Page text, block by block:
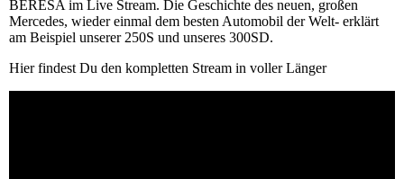
BERESA im Live Stream. Die Geschichte des neuen, großen
Mercedes, wieder einmal dem besten Automobil der Welt- erklärt
am Beispiel unserer 250S und unseres 300SD.
Hier findest Du den kompletten Stream in voller Länger